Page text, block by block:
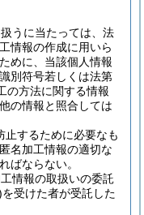
うに当たっては、法
情報の作成に用いら
めに、当該個人情報
別符号若しくは法第
の方法に関する情報
の情報と照合しては
止するために必要なも
名加工情報の適切な
ばならない。
情報の取扱いの委託
を受けた者が受託した